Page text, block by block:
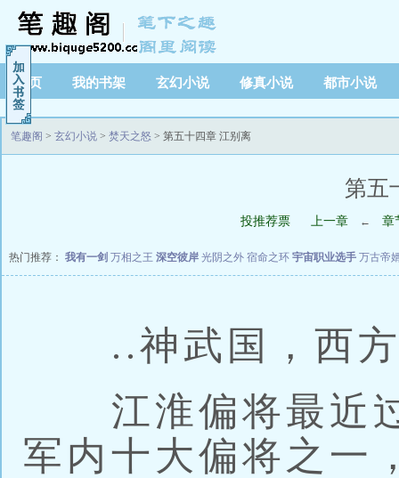
首页 我的书架 玄幻小说 修真小说 都市小说
笔趣阁 > 玄幻小说 > 焚天之怒 > 第五十四章 江别离
第五
投推荐票 上一章 ← 章
热门推荐： 我有一剑 万相之王 深空彼岸 光阴之外 宿命之环 宇宙职业选手 万古帝
..神武国，西方
江淮偏将最近过
军内十大偏将之一